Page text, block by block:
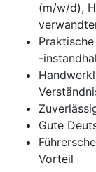
(m/w/d),
-
Gute
Vorteil